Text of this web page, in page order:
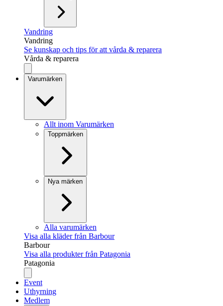
Vandring
Vandring
Se kunskap och tips för att vårda & reparera
Vårda & reparera
Varumärken
Allt inom Varumärken
Toppmärken
Nya märken
Alla varumärken
Visa alla kläder från Barbour
Barbour
Visa alla produkter från Patagonia
Patagonia
Event
Uthyrning
Medlem